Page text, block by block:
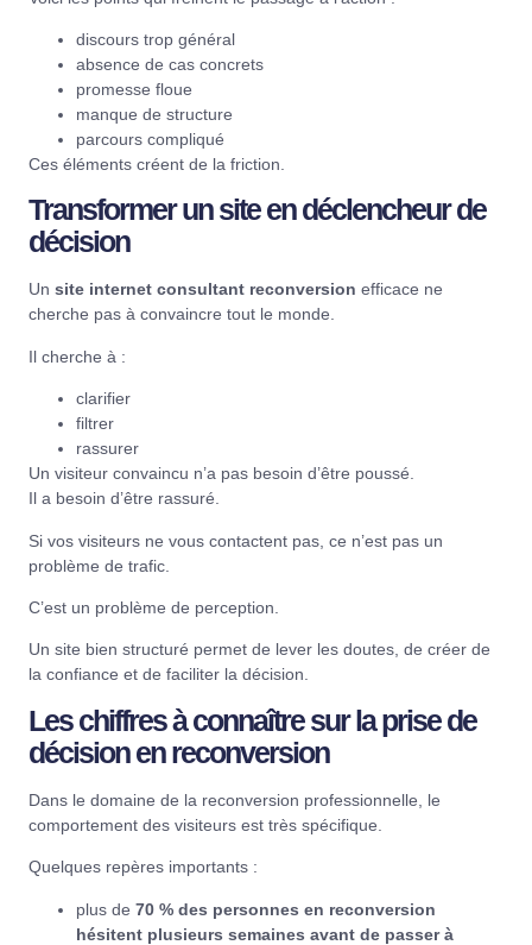
discours trop général
absence de cas concrets
promesse floue
manque de structure
parcours compliqué
Ces éléments créent de la friction.
Transformer un site en déclencheur de
décision
Un site internet consultant reconversion efficace ne
cherche pas à convaincre tout le monde.
Il cherche à :
clarifier
filtrer
rassurer
Un visiteur convaincu n’a pas besoin d’être poussé.
Il a besoin d’être rassuré.
Si vos visiteurs ne vous contactent pas, ce n’est pas un
problème de trafic.
C’est un problème de perception.
Un site bien structuré permet de lever les doutes, de créer de
la confiance et de faciliter la décision.
Les chiffres à connaître sur la prise de
décision en reconversion
Dans le domaine de la reconversion professionnelle , le
comportement des visiteurs est très spécifique.
Quelques repères importants :
plus de 70 % des personnes en reconversion
hésitent plusieurs semaines avant de passer à